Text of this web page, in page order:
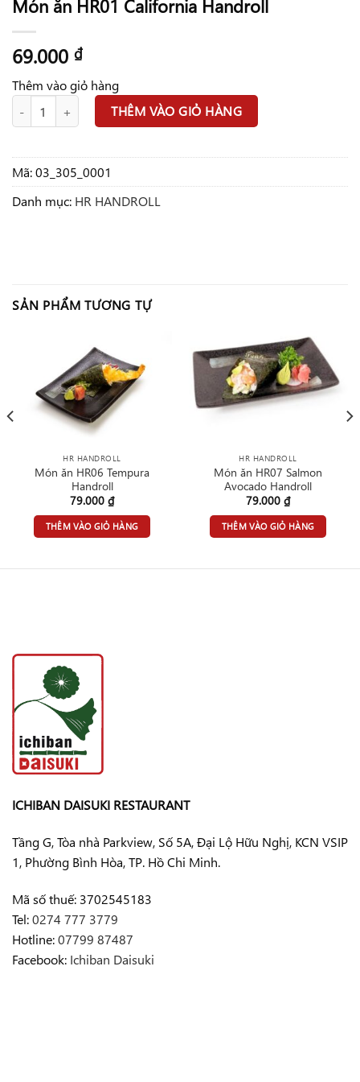
Món ăn HR01 California Handroll
69.000 ₫
Thêm vào giỏ hàng
Món ăn HR01 California Handroll số lượng
THÊM VÀO GIỎ HÀNG
Mã:03_305_0001
Danh mục: HR HANDROLL
SẢN PHẨM TƯƠNG TỰ
HR HANDROLL
Món ăn HR06 Tempura
Handroll
79.000 ₫
THÊM VÀO GIỎ HÀNG
HR HANDROLL
Món ăn HR07 Salmon
Avocado Handroll
79.000 ₫
THÊM VÀO GIỎ HÀNG
ICHIBAN DAISUKI RESTAURANT
Tầng G, Tòa nhà Parkview, Số 5A, Đại Lộ Hữu Nghị, KCN VSIP
1, Phường Bình Hòa, TP. Hồ Chi Minh.
Mã số thuế: 3702545183
Tel:0274 777 3779
Hotline:07799 87487
Facebook: Ichiban Daisuki